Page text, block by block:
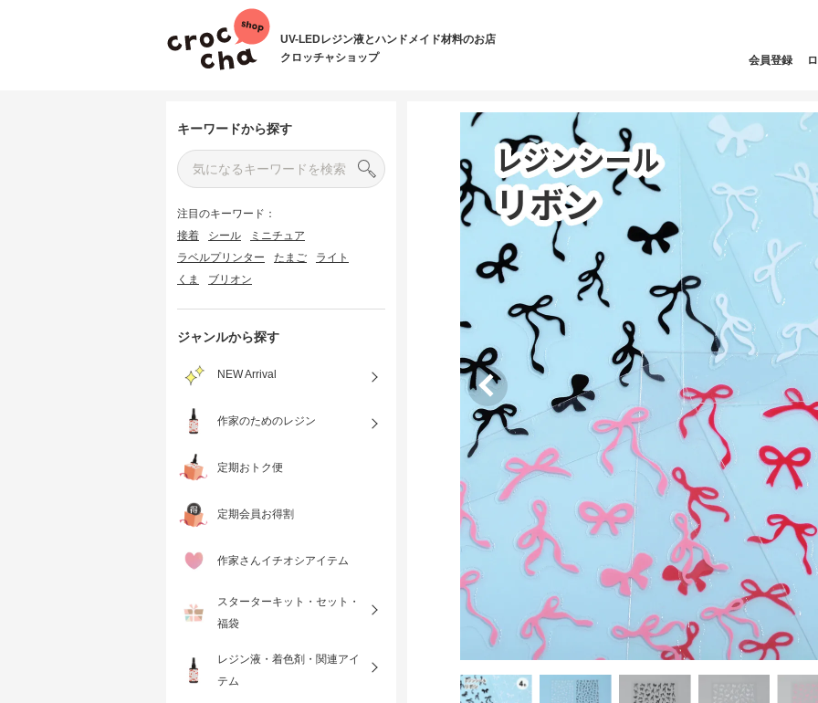
UV-LEDレジン液とハンドメイド材料のお店
クロッチャショップ
会員登録
キーワードから探す
注目のキーワード：
接着
シール
ミニチュア
ラベルプリンター
たまご
ライト
くま
ブリオン
ジャンルから探す
NEW Arrival
作家のためのレジン
定期おトク便
定期会員お得割
作家さんイチオシアイテム
スターターキット・セット・
福袋
レジン液・着色剤・関連アイ
テム